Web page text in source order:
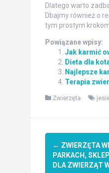
Dlatego warto
Dbajmy również o
tym prostym
Powiązane wpisy:
Jak karmić
Dieta dla
Najlepsze
Terapia
Zwierzęta
Post
← ZWIERZĘTA
PARKACH,
DLA ZWIERZĄT